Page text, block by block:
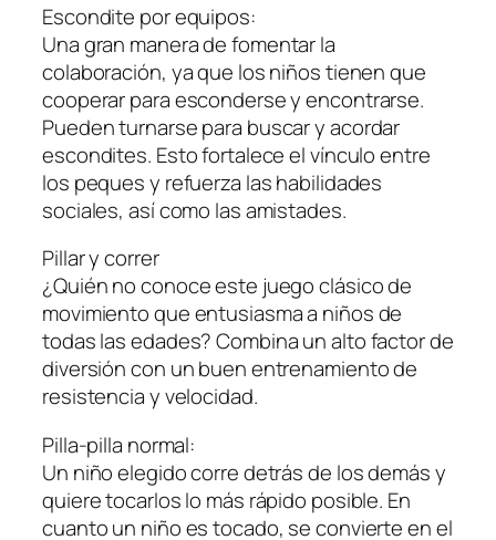
Escondite por equipos:
Una gran manera de fomentar la
colaboración, ya que los niños tienen que
cooperar para esconderse y encontrarse.
Pueden turnarse para buscar y acordar
escondites. Esto fortalece el vínculo entre
los peques y refuerza las habilidades
sociales, así como las amistades.
Pillar y correr
¿Quién no conoce este juego clásico de
movimiento que entusiasma a niños de
todas las edades? Combina un alto factor de
diversión con un buen entrenamiento de
resistencia y velocidad.
Pilla-pilla normal:
Un niño elegido corre detrás de los demás y
quiere tocarlos lo más rápido posible. En
cuanto un niño es tocado, se convierte en el